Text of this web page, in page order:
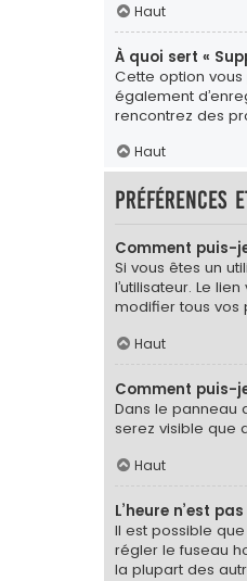
Haut
À quoi sert «
Cette option
également
rencontrez des
Haut
Préférences
Comment puis-
Si vous êtes un
l’utilisateur. Le
modifier tous vos
Haut
Comment puis-
Dans le panneau
serez visible que
Haut
L’heure n’est
Il est possible
régler le fuseau
la plupart des